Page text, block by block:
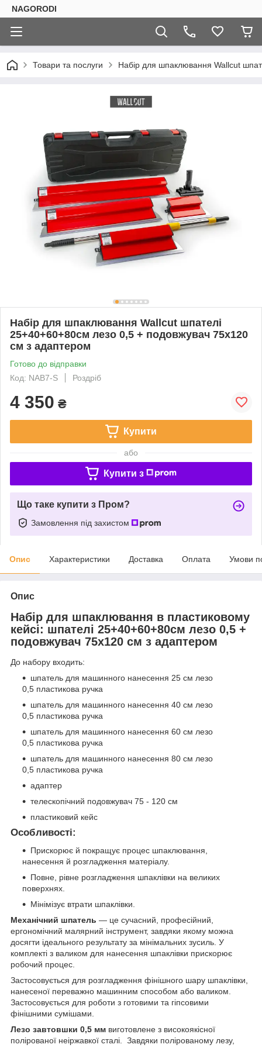
NAGORODI
Товари та послуги Набір для шпаклювання Wallcut
Набір для шпаклювання Wallcut шпателі
25+40+60+80см лезо 0,5 + подовжувач 75х120
см з адаптером
Готово до відправки
Код: NAB7-S
Роздріб
4 350 ₴
Купити
або
Купити з
Що таке купити з Пром?
Замовлення під захистом
Опис Характеристики Доставка Оплата Умови
Опис
Набір для шпаклювання в пластиковому
кейсі: шпателі 25+40+60+80см лезо 0,5 +
подовжувач 75х120 см з адаптером
До набору входить:
шпатель для машинного нанесення 25 см лезо
0,5 пластикова ручка
шпатель для машинного нанесення 40 см лезо
0,5 пластикова ручка
шпатель для машинного нанесення 60 см лезо
0,5 пластикова ручка
шпатель для машинного нанесення 80 см лезо
0,5 пластикова ручка
адаптер
телескопічний подовжувач 75 - 120 см
пластиковий кейс
Особливості:
Прискорює й покращує процес шпаклювання,
нанесення й розгладження матеріалу.
Повне, рівне розгладження шпаклівки на великих
поверхнях.
Мінімізує втрати шпаклівки.
Механічний шпатель — це сучасний, професійний,
ергономічний малярний інструмент, завдяки якому можна
досягти ідеального результату за мінімальних зусиль. У
комплекті з валиком для нанесення шпаклівки прискорює
робочий процес.
Застосовується для розгладження фінішного шару шпаклівки,
нанесеної переважно машинним способом або валиком.
Застосовується для роботи з готовими та гіпсовими
фінішними сумішами.
Лезо завтовшки 0,5 мм виготовлене з високоякісної
полірованої неіржавкої сталі. Завдяки полірованому лезу,